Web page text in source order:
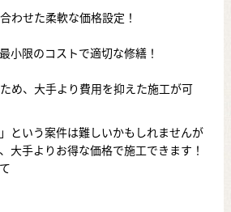
わせた柔軟な価格設定！
小限のコストで適切な修繕！
め、大手より費用を抑えた施工が可
という案件は難しいかもしれませんが
大手よりお得な価格で施工できます！